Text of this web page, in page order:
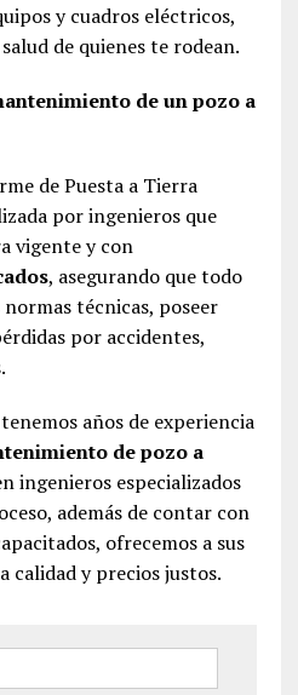
y cuadros eléctricos,
de quienes te rodean.
de un pozo a
de Puesta a Tierra
por ingenieros que
vigente y con
, asegurando que todo
técnicas, poseer
por accidentes,
años de experiencia
de pozo a
ingenieros especializados
además de contar con
ofrecemos a sus
calidad y precios justos.